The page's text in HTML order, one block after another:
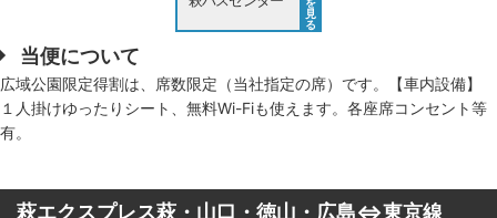
見
る
当便について
広域公園限定得割は、席数限定（当社指定の席）です。【車内設備】
１人掛けゆったりシート、無料Wi-Fiも使えます。各座席コンセント等
有。
萩エクスプレス萩・山口・徳山・広島⇔東京線